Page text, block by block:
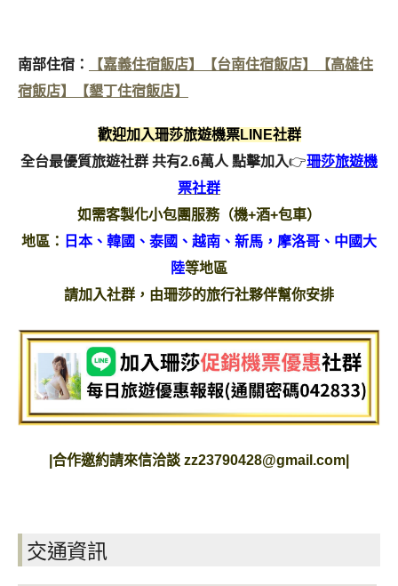
南部住宿： 【嘉義住宿飯店】 【台南住宿飯店】
【高雄住
宿飯店】
【墾丁住宿飯店】
歡迎加入珊莎旅遊機票LINE社群
全台最優質旅遊社群 共有2.6萬人 點擊加入👉珊莎旅遊機
票社群
如需客製化小包團服務（機+酒+包車）
地區： 日本、韓國、泰國、越南、新馬，摩洛哥、中國大
陸等地區
請加入社群，由珊莎的旅行社夥伴幫你安排
合作邀約請來信洽談 zz23790428@gmail.com
交通資訊